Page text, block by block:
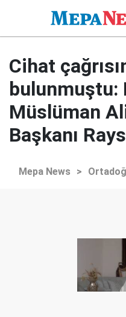
Cihat
bulunmuştu:
Müslüman
Başkanı
Mepa News >